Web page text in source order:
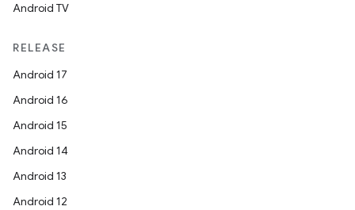
Android TV
RELEASE
Android 17
Android 16
Android 15
Android 14
Android 13
Android 12